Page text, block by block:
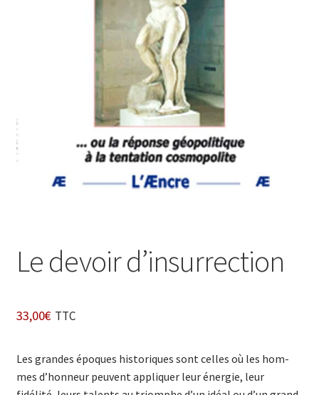
Nous Contacter
Politique de confidentialité et cookies
Qui sommes-nous ?
Soutien à Philippe Randa
Le devoir d’insurrection
33,00€ TTC
Les grandes époques historiques sont celles où les hom­
mes d’honneur peuvent appliquer leur énergie, leur